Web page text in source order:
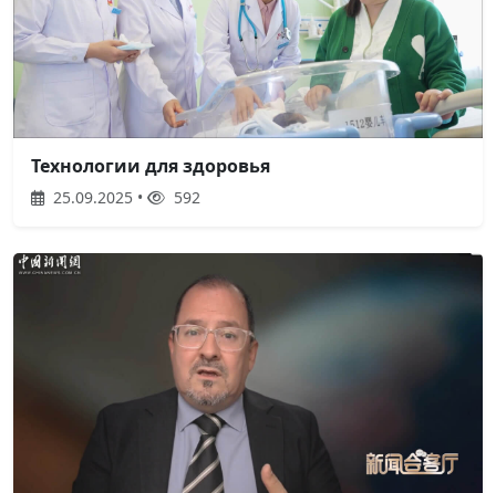
Технологии для здоровья
25.09.2025 • 592